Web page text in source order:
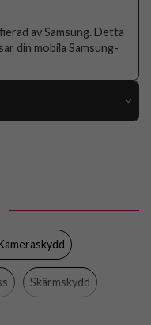
av Samsung. Detta
din mobila Samsung-
Monteringsram
Genomskinlig
Återvunnen plast
Skärmskydd